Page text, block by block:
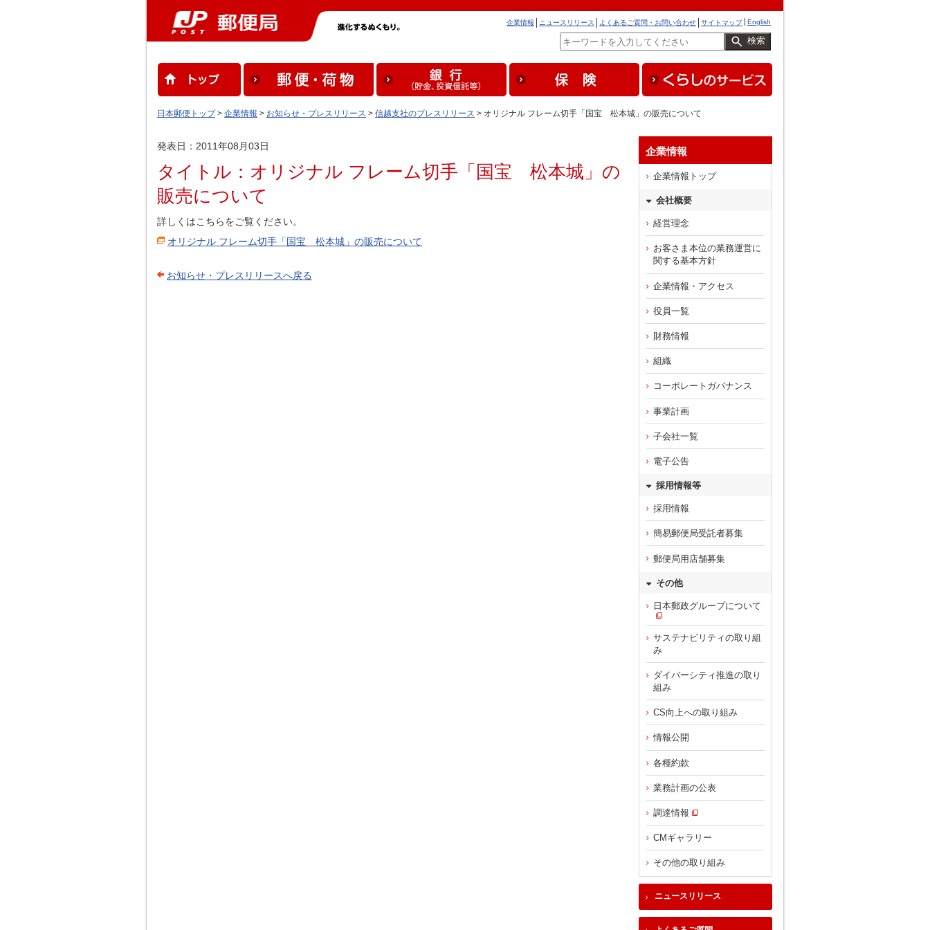
English
サイトマップ
よくあるご質問・お問い合わせ
ニュースリリース
企業情報
検索
日本郵便トップ> 企業情報 > お知らせ・プレスリリース > 信越支社のプレスリリース > オリジナル フレーム切手「国宝 松本城」の販売について
発表日：2011年08月03日
タイトル：オリジナル フレーム切手「国宝 松本城」の
販売について
詳しくはこちらをご覧ください。
オリジナル フレーム切手「国宝 松本城」の販売について
お知らせ・プレスリリースへ戻る
企業情報
企業情報トップ
会社概要
経営理念
お客さま本位の業務運営に
関する基本方針
企業情報・アクセス
役員一覧
財務情報
組織
コーポレートガバナンス
事業計画
子会社一覧
電子公告
採用情報等
採用情報
簡易郵便局受託者募集
郵便局用店舗募集
その他
日本郵政グループについて
サステナビリティの取り組
み
ダイバーシティ推進の取り
組み
CS向上への取り組み
情報公開
各種約款
業務計画の公表
調達情報
CMギャラリー
その他の取り組み
ニュースリリース